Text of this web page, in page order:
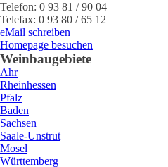
Telefon: 0 93 81 / 90 04
Telefax: 0 93 80 / 65 12
eMail schreiben
Homepage besuchen
Weinbaugebiete
Ahr
Rheinhessen
Pfalz
Baden
Sachsen
Saale-Unstrut
Mosel
Württemberg